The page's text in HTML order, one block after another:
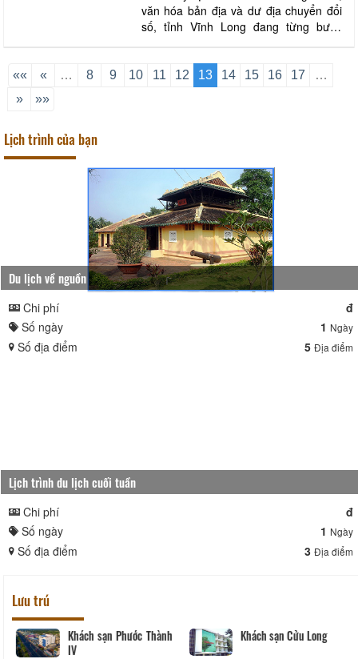
văn hóa bản địa và dư địa chuyển đổi
số, tỉnh Vĩnh Long đang từng bước
bền vững. Qua đó, góp phần giữ gìn tài
nguyên, bảo tồn tri thức bản địa, tạo
«« « … 8 9 10 11 12 13 14 15 16 17
…
»
»»
Lịch trình của bạn
Du lịch về nguồn
Chi phí
đ
Số ngày
1 Ngày
Số địa điểm 5 Địa điểm
Lịch trình du lịch cuối tuần
Chi phí
đ
Số ngày
1 Ngày
Số địa điểm 3 Địa điểm
Lưu trú
Khách sạn Phước Thành
IV
Khách sạn Cửu Long